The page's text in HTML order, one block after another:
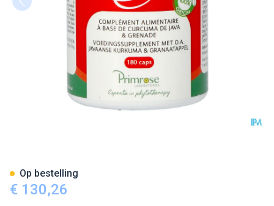
€ 130,26
Op bestelling